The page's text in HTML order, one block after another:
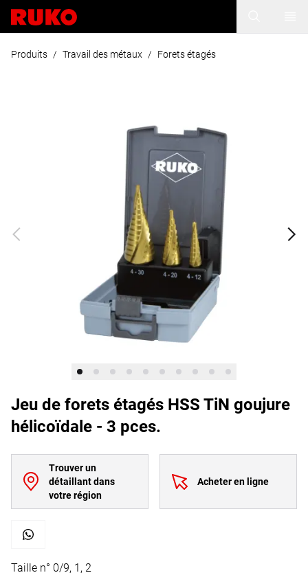
Produits / Travail des métaux / Forets étagés
Jeu de forets étagés HSS TiN goujure
hélicoïdale - 3 pces.
Trouver un
détaillant dans
votre région
Acheter en ligne
Taille n° 0/9, 1, 2